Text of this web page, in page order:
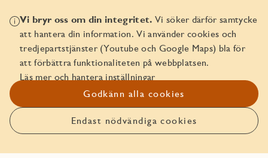
Vi bryr oss om din integritet. Vi söker därför samtycke
att hantera din information. Vi använder cookies och
tredjepartstjänster (Youtube och Google Maps) bla för
att förbättra funktionaliteten på webbplatsen.
Läs mer och hantera inställningar
Godkänn alla cookies
Endast nödvändiga cookies
© JM AB 2026
Organisationsnummer 556045-2103